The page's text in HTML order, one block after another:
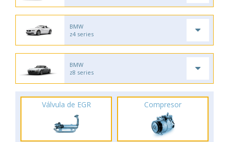
BMW
z4 series
BMW
z8 series
Válvula de EGR Compresor